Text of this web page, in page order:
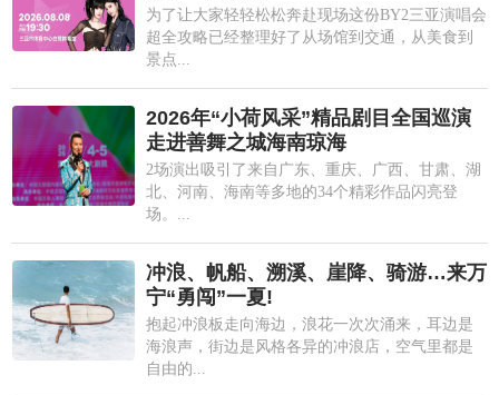
为了让大家轻轻松松奔赴现场这份BY2三亚演唱会
超全攻略已经整理好了从场馆到交通，从美食到
景点...
2026年“小荷风采”精品剧目全国巡演
走进善舞之城海南琼海
2场演出吸引了来自广东、重庆、广西、甘肃、湖
北、河南、海南等多地的34个精彩作品闪亮登
场。...
冲浪、帆船、溯溪、崖降、骑游…来万
宁“勇闯”一夏!
抱起冲浪板走向海边，浪花一次次涌来，耳边是
海浪声，街边是风格各异的冲浪店，空气里都是
自由的...